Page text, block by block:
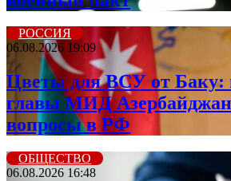
РОССИЯ
06.08.2026 19:09
Цветы для ВСУ от Баку:
главы МИД
вопросы в РФ
ОБЩЕСТВО
06.08.2026 16:48